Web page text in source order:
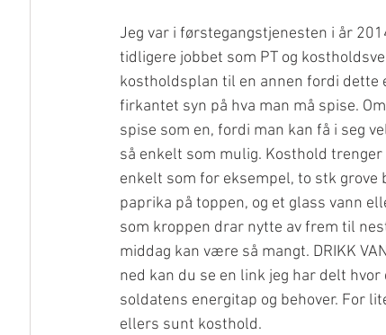
Jeg var i førstegangstjenesten i år
tidligere jobbet som PT og
kostholdsplan til en annen fordi dette
firkantet syn på hva man må spise.
spise som en, fordi man kan få i seg
så enkelt som mulig. Kosthold
enkelt som for eksempel, to stk
paprika på toppen, og et glass vann
som kroppen drar nytte av frem til
middag kan være så mangt. DRIKK
ned kan du se en link jeg har delt
soldatens energitap og behover. For
ellers sunt kosthold.